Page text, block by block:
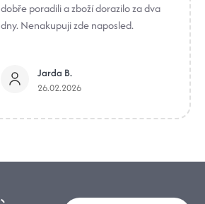
dobře poradili a zboží dorazilo za dva
dny. Nenakupuji zde naposled.
Jarda B.
26.02.2026